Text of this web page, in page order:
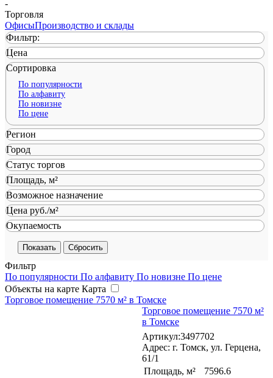
-
Торговля
ОфисыПроизводство и склады
Фильтр:
Цена
Сортировка
По популярности
По алфавиту
По новизне
По цене
Регион
Город
Статус торгов
Площадь, м²
Возможное назначение
Цена руб./м²
Окупаемость
Сбросить
Фильтр
По популярности По алфавиту По новизне По цене
Объекты на карте Карта
Торговое помещение 7570 м² в Томске
Торговое помещение 7570 м²
в Томске
Артикул:3497702
Адрес: г. Томск, ул. Герцена,
61/1
Площадь, м²
7596.6